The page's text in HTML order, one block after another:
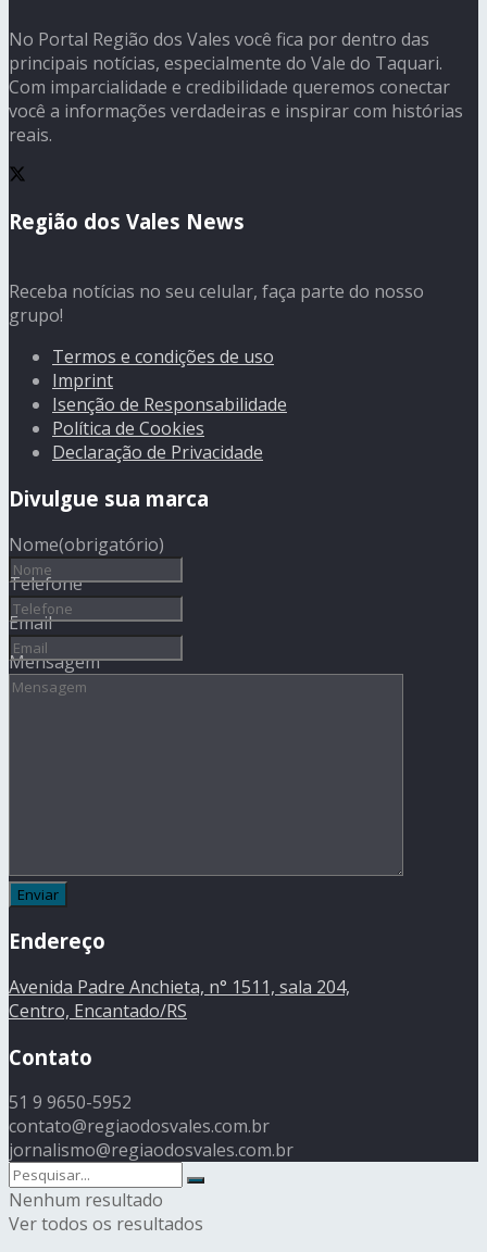
No Portal Região dos Vales você fica por dentro das
principais notícias, especialmente do Vale do Taquari.
Com imparcialidade e credibilidade queremos conectar
você a informações verdadeiras e inspirar com histórias
reais.
Região dos Vales News
Receba notícias no seu celular, faça parte do nosso
grupo!
Termos e condições de uso
Imprint
Isenção de Responsabilidade
Política de Cookies
Declaração de Privacidade
Divulgue sua marca
Nome(obrigatório)
Telefone
Email
Mensagem
Endereço
Avenida Padre Anchieta, n° 1511, sala 204,
Centro, Encantado/RS
Contato
51 9 9650-5952
contato@regiaodosvales.com.br
jornalismo@regiaodosvales.com.br
Nenhum resultado
Ver todos os resultados